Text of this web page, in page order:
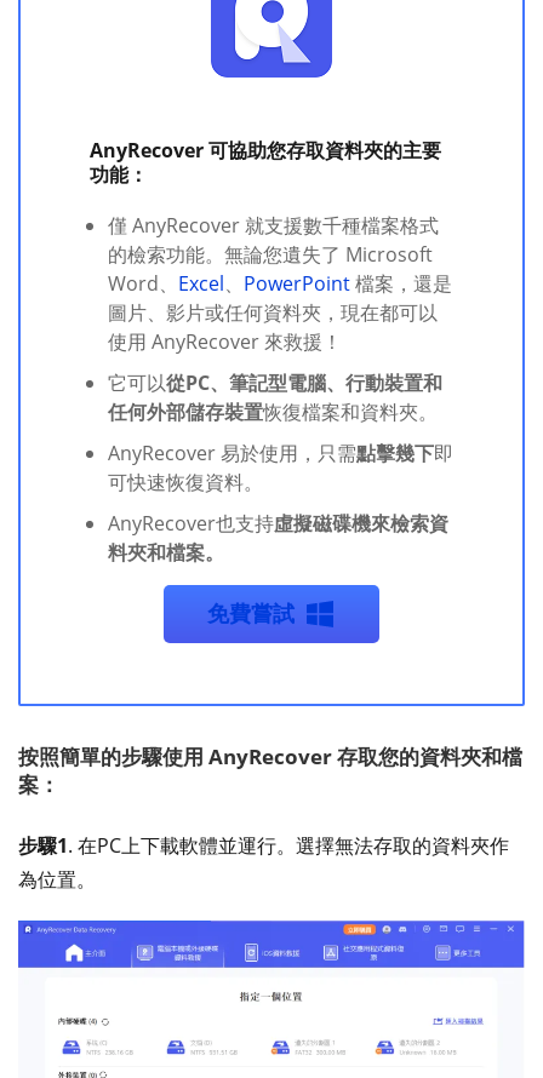
AnyRecover 可協助您存取資料夾的主要
功能：
僅 AnyRecover 就支援數千種檔案格式
的檢索功能。無論您遺失了 Microsoft
Word、 Excel、 PowerPoint檔案，還是
圖片、影片或任何資料夾，現在都可以
使用 AnyRecover 來救援！
它可以從PC、筆記型電腦、行動裝置和
任何外部儲存裝置恢復檔案和資料夾。
AnyRecover 易於使用，只需點擊幾下即
可快速恢復資料。
AnyRecover也支持虛擬磁碟機來檢索資
料夾和檔案。
免費嘗試
按照簡單的步驟使用 AnyRecover 存取您的資料夾和檔
案：
步驟1. 在PC上下載軟體並運行。選擇無法存取的資料夾作
為位置。